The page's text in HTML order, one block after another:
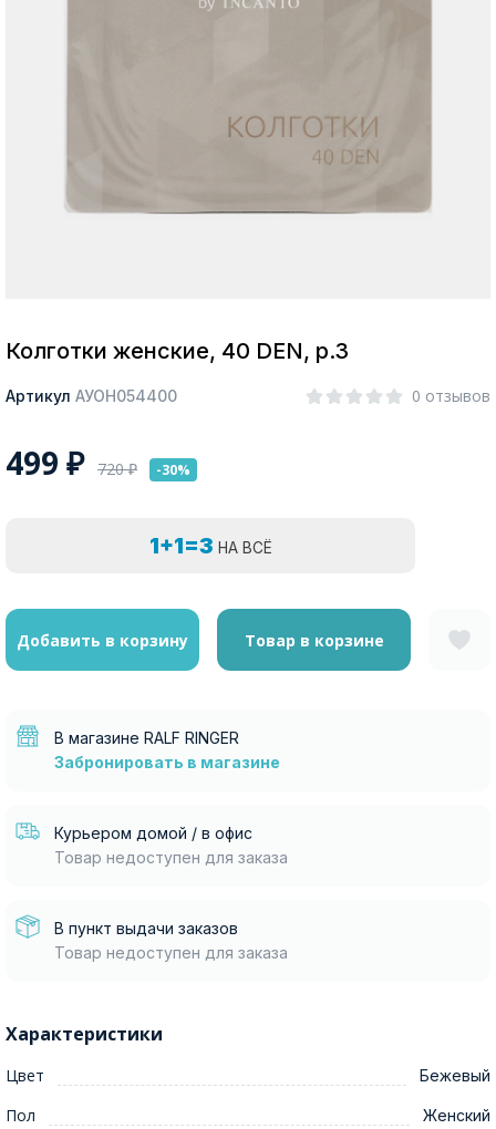
Да, все верно Изменить город
Колготки женские, 40 DEN, р.3
Артикул АУОН054400 0 отзывов
499 ₽ 720₽ -30%
1+1=3 НА ВСЁ
Добавить в корзину Товар в корзине
В магазине RALF RINGER
Забронировать в магазине
Курьером домой / в офис
Товар недоступен для заказа
В пункт выдачи заказов
Товар недоступен для заказа
Характеристики
Цвет Бежевый
Пол Женский